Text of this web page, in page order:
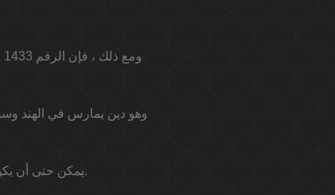
يمكن حتى أن يكون عددًا يُرى داخل الكاثوليكية ، حيث استمر البابا يوحنا بولس الأول 1433 يومًا فقط في المنصب.